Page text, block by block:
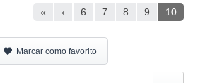
« ‹ 6 7 8 9 10
Marcar como favorito